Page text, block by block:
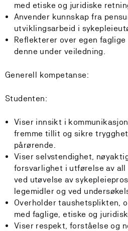
med etiske og juridiske
Anvender kunnskap fra
utviklingsarbeid i
Reflekterer over egen
denne under veiledning.
Generell kompetanse:
Studenten:
Viser innsikt i
fremme tillit og sikre
pårørende.
Viser selvstendighet,
forsvarlighet i utførelse av all
ved utøvelse av
legemidler og ved
Overholder taushetsplikten,
med faglige, etiske og
Viser respekt, forståelse og